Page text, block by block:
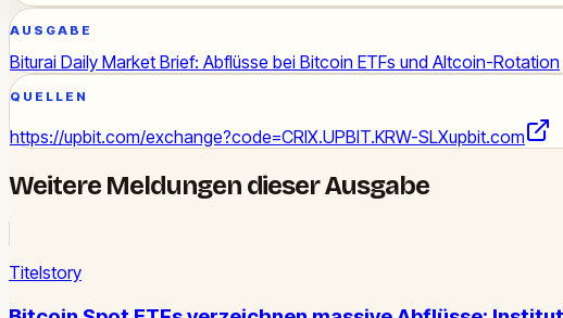
AUSGABE
Biturai Daily Market Brief: Abflüsse bei Bitcoin ETFs und Altcoin-Rotation
QUELLEN
https://upbit.com/exchange?code=CRIX.UPBIT.KRW-SLXupbit.com
Weitere Meldungen dieser Ausgabe
Titelstory